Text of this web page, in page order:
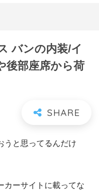
バンの内装/イ
後部座席から荷
うと思ってるんだけ
カーサイトに載ってな